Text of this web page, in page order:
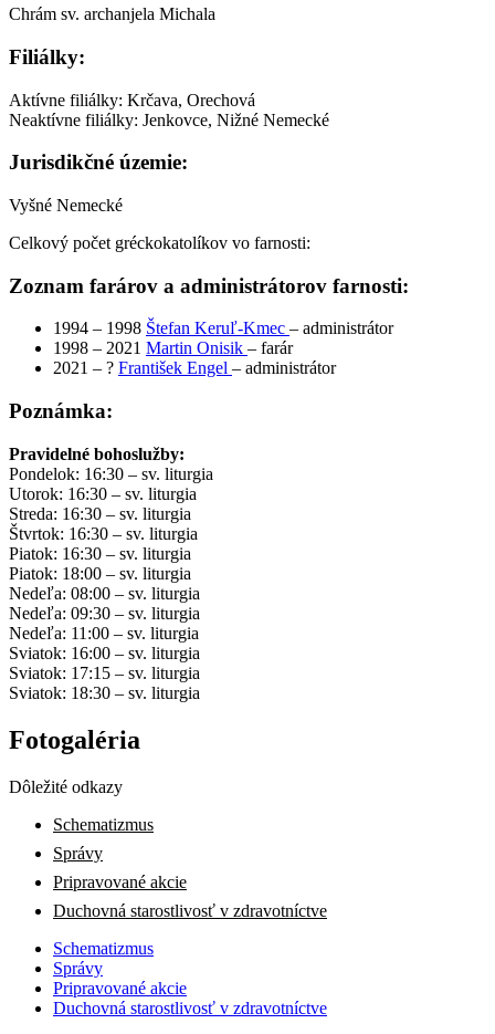
Chrám sv. archanjela Michala
Filiálky:
Aktívne filiálky: Krčava, Orechová
Neaktívne filiálky: Jenkovce, Nižné Nemecké
Jurisdikčné územie:
Vyšné Nemecké
Celkový počet gréckokatolíkov vo farnosti:
Zoznam farárov a administrátorov farnosti:
1994 – 1998 Štefan Keruľ-Kmec – administrátor
1998 – 2021 Martin Onisik – farár
2021 – ? František Engel – administrátor
Poznámka:
Pravidelné bohoslužby:
Pondelok: 16:30 – sv. liturgia
Utorok: 16:30 – sv. liturgia
Streda: 16:30 – sv. liturgia
Štvrtok: 16:30 – sv. liturgia
Piatok: 16:30 – sv. liturgia
Piatok: 18:00 – sv. liturgia
Nedeľa: 08:00 – sv. liturgia
Nedeľa: 09:30 – sv. liturgia
Nedeľa: 11:00 – sv. liturgia
Sviatok: 16:00 – sv. liturgia
Sviatok: 17:15 – sv. liturgia
Sviatok: 18:30 – sv. liturgia
Fotogaléria
Dôležité odkazy
Schematizmus
Správy
Pripravované akcie
Duchovná starostlivosť v zdravotníctve
Schematizmus
Správy
Pripravované akcie
Duchovná starostlivosť v zdravotníctve